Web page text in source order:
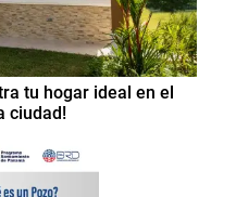
tu hogar ideal en el
ciudad!